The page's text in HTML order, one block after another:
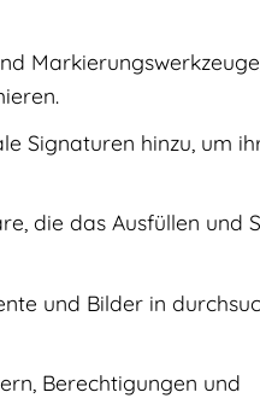
Signaturen hinzu, um
die das Ausfüllen und
und Bilder in
Berechtigungen und